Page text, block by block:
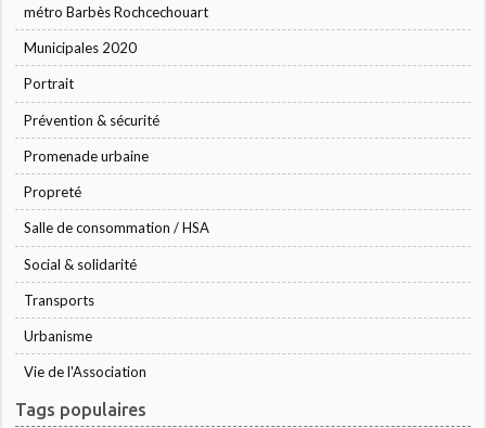
métro Barbès Rochcechouart
Municipales 2020
Portrait
Prévention & sécurité
Promenade urbaine
Propreté
Salle de consommation / HSA
Social & solidarité
Transports
Urbanisme
Vie de l'Association
Tags populaires